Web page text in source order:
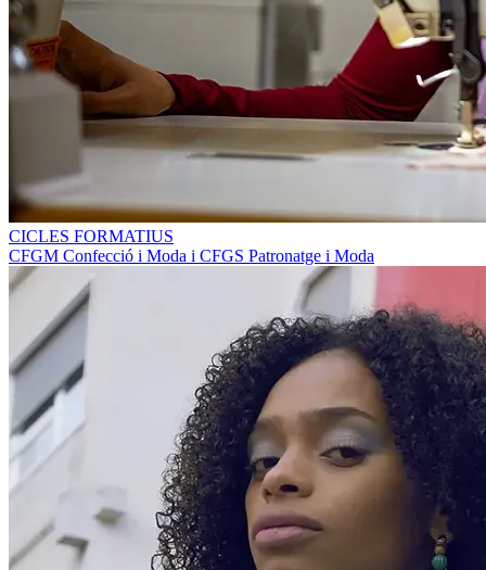
CICLES FORMATIUS
CFGM Confecció i Moda i CFGS Patronatge i Moda